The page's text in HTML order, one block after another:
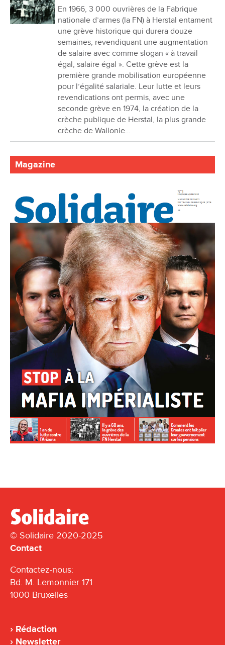
En 1966, 3 000 ouvrières de la Fabrique
nationale d’armes (la FN) à Herstal entament
une grève historique qui durera douze
semaines, revendiquant une augmentation
de salaire avec comme slogan « à travail
égal, salaire égal ». Cette grève est la
première grande mobilisation européenne
pour l’égalité salariale. Leur lutte et leurs
revendications ont permis, avec une
seconde grève en 1974, la création de la
crèche publique de Herstal, la plus grande
crèche de Wallonie…
Magazine
© Solidaire 2020-2025
Contact
Contactez-nous:
Bd. M. Lemonnier 171
1000 Bruxelles
Rédaction
Newsletter